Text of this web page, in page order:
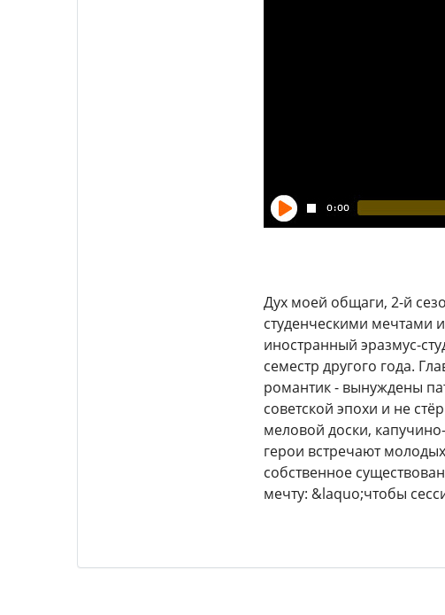
Дух моей общаги, 2-й
студенческими мечтами
иностранный эразмус-
семестр другого года.
романтик - вынуждены
советской эпохи и не
меловой доски,
герои встречают
собственное
мечту: &laquo;чтобы